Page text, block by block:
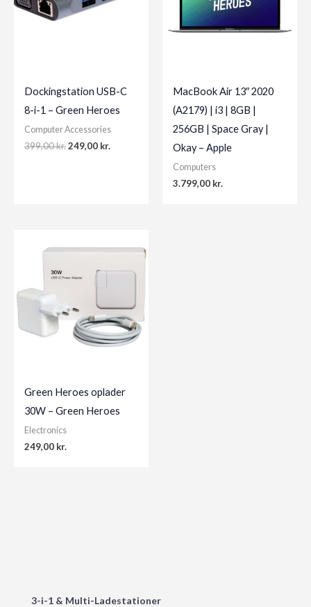
3-i-1 & Multi-Ladestationer
Dockingstation USB-C
8-i-1 – Green Heroes
Computer Accessories
399,00kr.Original
249,00 kr.
MacBook Air 13″ 2020
(A2179) | i3 | 8GB |
256GB | Space Gray |
Okay – Apple
Computers
3.799,00 kr.
Green Heroes oplader
30W – Green Heroes
Electronics
249,00 kr.